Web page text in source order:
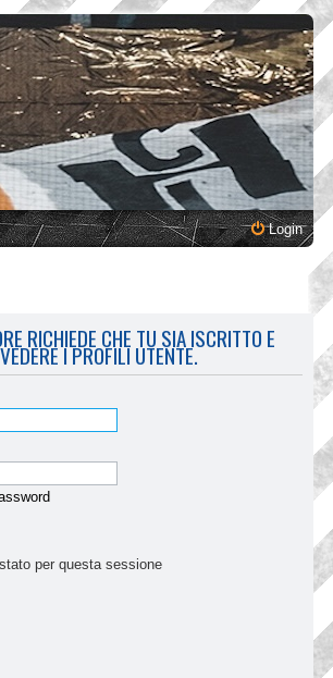
Login
RICHIEDE CHE TU SIA ISCRITTO E
I PROFILI UTENTE.
per questa sessione